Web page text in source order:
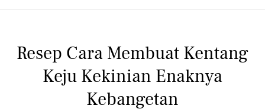
Resep Cara Membuat Kentang
Keju Kekinian Enaknya
Kebangetan